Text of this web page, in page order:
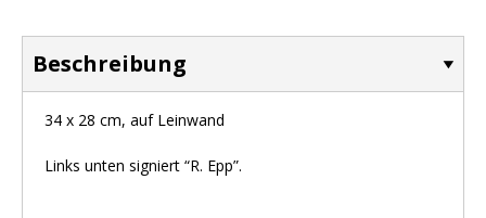
Beschreibung
34 x 28 cm, auf Leinwand
Links unten signiert “R. Epp”.